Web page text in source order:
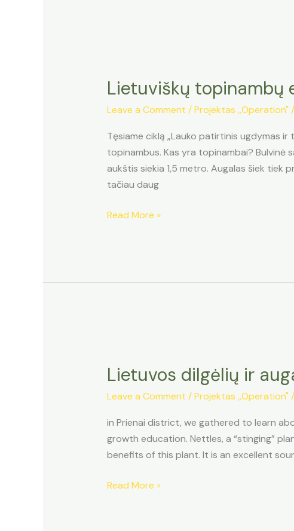
Lietuviškų topinambų
Leave a Comment /Projektas ,,Operation"
Tęsiame ciklą „Lauko patirtinis ugdymas ir
topinambus. Kas yra topinambai? Bulvinė
aukštis siekia 1,5 metro. Augalas šiek tiek
tačiau daug
Lietuviškų
rajone
Read More »
Lietuvos dilgėlių ir
Leave a Comment /Projektas ,,Operation"
in Prienai district, we gathered to learn
growth education. Nettles, a “stinging”
benefits of this plant. It is an excellent
Lietuvos
Read More »